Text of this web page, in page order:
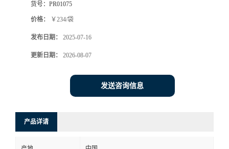
货号： PR01075
价格： ￥234/袋
发布日期： 2025-07-16
更新日期： 2026-08-07
发送咨询信息
产品详请